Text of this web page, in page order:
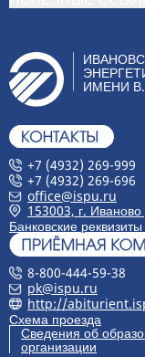
ИМЕНИ
+7 (4932) 269-999
+7 (4932) 269-696
office@ispu.ru
153003, г.
Банковские
8-800-444-59-38
pk@ispu.ru
http://
Схема проезда
Сведения об
организации